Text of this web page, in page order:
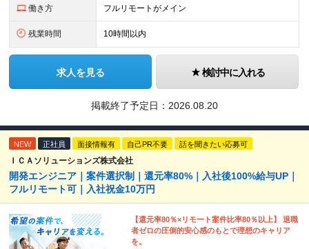
働き方 フルリモートがメイン
残業時間 10時間以内
求人を見る 検討中に入れる
掲載終了予定日： 2026.08.20
NEW 正社員 面接情報有 自己PR不要 話を聞きたい応募可
ＩＣＡソリューションズ株式会社
開発エンジニア｜案件選択制｜還元率80%｜入社後100%給与UP｜
フルリモート可｜入社祝金10万円
【還元率80％×リモート案件比率80％以上】 退職
者ゼロの圧倒的安心感のもとで理想のキャリア
を。